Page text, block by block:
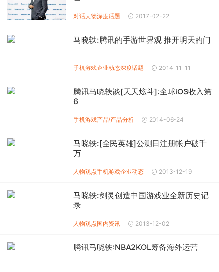
对话人物深度话题 2017-02-22
马晓轶:腾讯的手游世界观 推开明天的门
手机游戏企业动态深度话题 2014-11-11
腾讯马晓轶谈[天天炫斗]:全球iOS收入第
6
手机游戏产品/产品分析 2014-06-24
马晓轶:[全民英雄]公测日注册帐户破千
万
人物观点手机游戏企业动态 2013-12-19
马晓轶:剑灵创造中国游戏业全新历史记
录
人物观点国内资讯 2013-12-02
腾讯马晓轶:NBA2KOL筹备海外运营